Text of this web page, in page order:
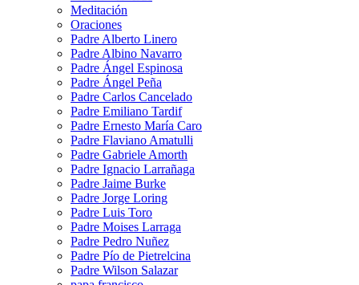
Meditación
Oraciones
Padre Alberto Linero
Padre Albino Navarro
Padre Ángel Espinosa
Padre Ángel Peña
Padre Carlos Cancelado
Padre Emiliano Tardif
Padre Ernesto María Caro
Padre Flaviano Amatulli
Padre Gabriele Amorth
Padre Ignacio Larrañaga
Padre Jaime Burke
Padre Jorge Loring
Padre Luis Toro
Padre Moises Larraga
Padre Pedro Nuñez
Padre Pío de Pietrelcina
Padre Wilson Salazar